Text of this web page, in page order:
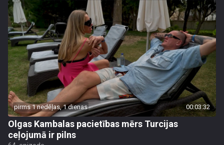
pirms 1 nedēļas, 1 dienas 00:03:32
Olgas Kambalas pacietības mērs Turcijas
ceļojumā ir pilns